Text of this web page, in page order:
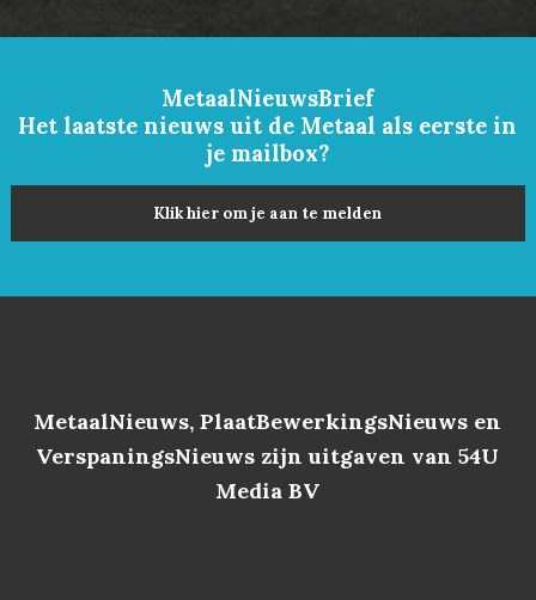
MetaalNieuwsBrief
Het laatste nieuws uit de Metaal als eerste in
je mailbox?
Klik hier om je aan te melden
MetaalNieuws, PlaatBewerkingsNieuws en
VerspaningsNieuws zijn uitgaven van 54U
Media BV